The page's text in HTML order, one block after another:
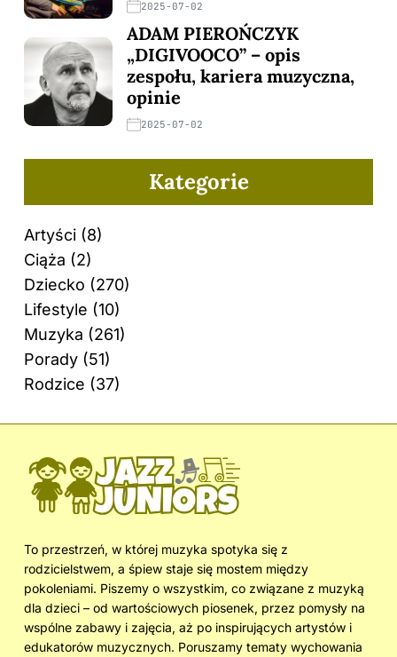
2025-07-02
ADAM PIEROŃCZYK
„DIGIVOOCO” – opis
zespołu, kariera muzyczna,
opinie
2025-07-02
Kategorie
Artyści (8)
Ciąża (2)
Dziecko (270)
Lifestyle (10)
Muzyka (261)
Porady (51)
Rodzice (37)
To przestrzeń, w której muzyka spotyka się z
rodzicielstwem, a śpiew staje się mostem między
pokoleniami. Piszemy o wszystkim, co związane z muzyką
dla dzieci – od wartościowych piosenek, przez pomysły na
wspólne zabawy i zajęcia, aż po inspirujących artystów i
edukatorów muzycznych. Poruszamy tematy wychowania